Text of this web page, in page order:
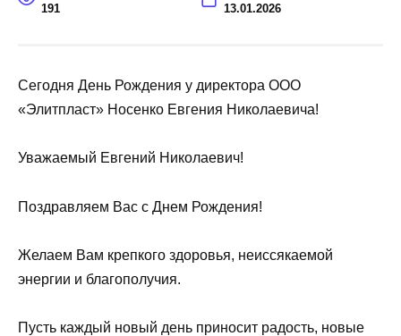
191 13.01.2026
Сегодня День Рождения у директора ООО
«Элитпласт» Носенко Евгения Николаевича!
Уважаемый Евгений Николаевич!
Поздравляем Вас с Днем Рождения!
Желаем Вам крепкого здоровья, неиссякаемой
энергии и благополучия.
Пусть каждый новый день приносит радость, новые